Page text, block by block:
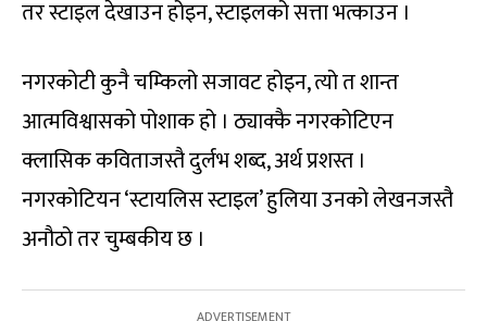
तर स्टाइल देखाउन होइन, स्टाइलको सत्ता भत्काउन ।
नगरकोटी कुनै चम्किलो सजावट होइन, त्यो त शान्त
आत्मविश्वासको पोशाक हो । ठ्याक्कै नगरकोटिएन
क्लासिक कविताजस्तै दुर्लभ शब्द, अर्थ प्रशस्त ।
नगरकोटियन ‘स्टायलिस स्टाइल’ हुलिया उनको लेखनजस्तै
अनौठो तर चुम्बकीय छ ।